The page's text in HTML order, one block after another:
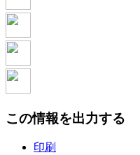
この情報を出力する
印刷